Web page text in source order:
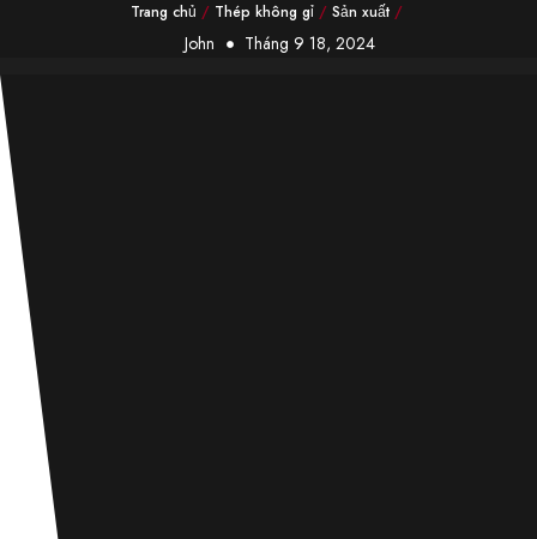
Trang chủ / Thép không gỉ/ Sản xuất/
John Tháng 9 18, 2024